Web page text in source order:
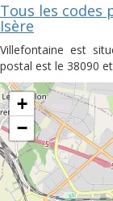
Tous les codes
Isère
Villefontaine est
postal est le 38090
+
−